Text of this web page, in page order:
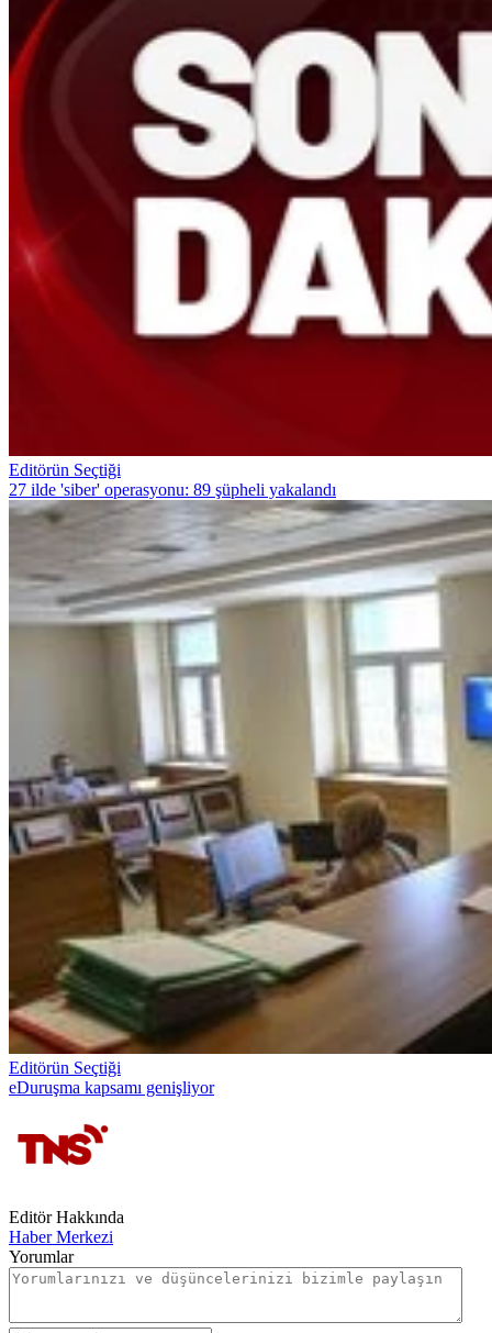
Editörün Seçtiği
27 ilde 'siber' operasyonu: 89 şüpheli yakalandı
Editörün Seçtiği
eDuruşma kapsamı genişliyor
Editör Hakkında
Haber Merkezi
Yorumlar